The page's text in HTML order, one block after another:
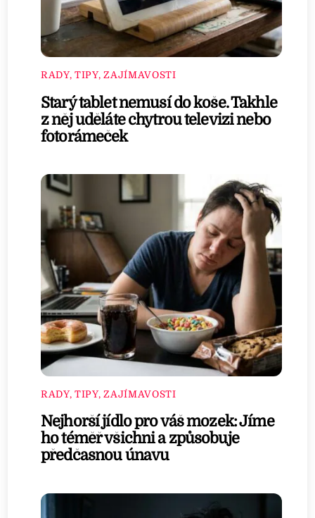
RADY, TIPY, ZAJÍMAVOSTI
Starý tablet nemusí do koše. Takhle
z něj uděláte chytrou televizi nebo
fotorámeček
RADY, TIPY, ZAJÍMAVOSTI
Nejhorší jídlo pro váš mozek: Jíme
ho téměř všichni a způsobuje
předčasnou únavu